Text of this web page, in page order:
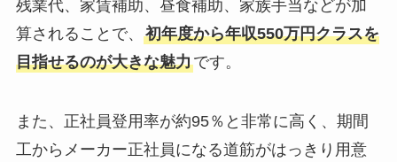
残業代、家賃補助、昼食補助、家族手当などが加
算されることで、 初年度から年収550万円クラスを
目指せるのが大きな魅力です。
また、正社員登用率が約95％と非常に高く、期間
工からメーカー正社員になる道筋がはっきり用意